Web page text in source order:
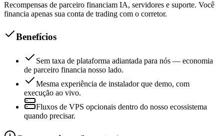
Recompensas de parceiro financiam IA, servidores e suporte. Você
financia apenas sua conta de trading com o corretor.
Benefícios
Sem taxa de plataforma adiantada para nós — economia
de parceiro financia nosso lado.
Mesma experiência de instalador que demo, com
execução ao vivo.
Fluxos de VPS opcionais dentro do nosso ecossistema
quando precisar.